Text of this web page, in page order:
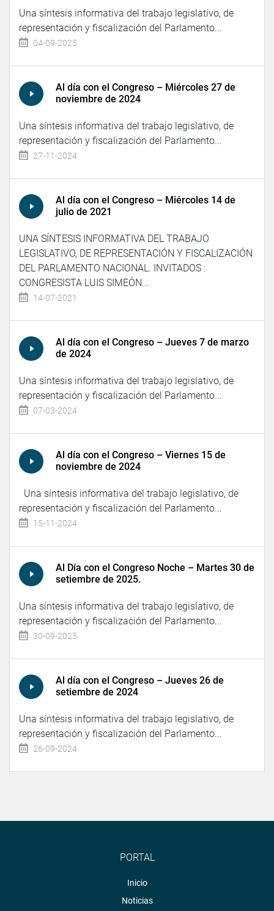
Una síntesis informativa del trabajo legislativo, de
representación y fiscalización del Parlamento...
04-09-2025
Al día con el Congreso – Miércoles 27 de
noviembre de 2024
Una síntesis informativa del trabajo legislativo, de
representación y fiscalización del Parlamento...
27-11-2024
Al día con el Congreso – Miércoles 14 de
julio de 2021
UNA SÍNTESIS INFORMATIVA DEL TRABAJO
LEGISLATIVO, DE REPRESENTACIÓN Y FISCALIZACIÓN
DEL PARLAMENTO NACIONAL. INVITADOS :
CONGRESISTA LUIS SIMEÓN...
14-07-2021
Al día con el Congreso – Jueves 7 de marzo
de 2024
Una síntesis informativa del trabajo legislativo, de
representación y fiscalización del Parlamento...
07-03-2024
Al día con el Congreso – Viernes 15 de
noviembre de 2024
Una síntesis informativa del trabajo legislativo, de
representación y fiscalización del Parlamento...
15-11-2024
Al Día con el Congreso Noche – Martes 30 de
setiembre de 2025.
Una síntesis informativa del trabajo legislativo, de
representación y fiscalización del Parlamento...
30-09-2025
Al día con el Congreso – Jueves 26 de
setiembre de 2024
Una síntesis informativa del trabajo legislativo, de
representación y fiscalización del Parlamento...
26-09-2024
PORTAL
Inicio
Noticias